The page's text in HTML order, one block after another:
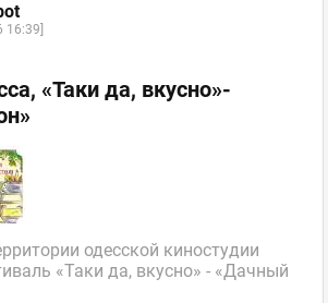
16:39]
«Таки да, вкусно»-
одесской киностудии
«Таки да, вкусно» - «Дачный